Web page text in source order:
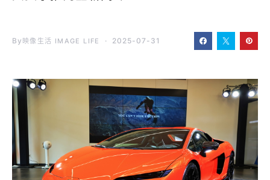
By 映像生活 IMAGE LIFE 2025-07-31